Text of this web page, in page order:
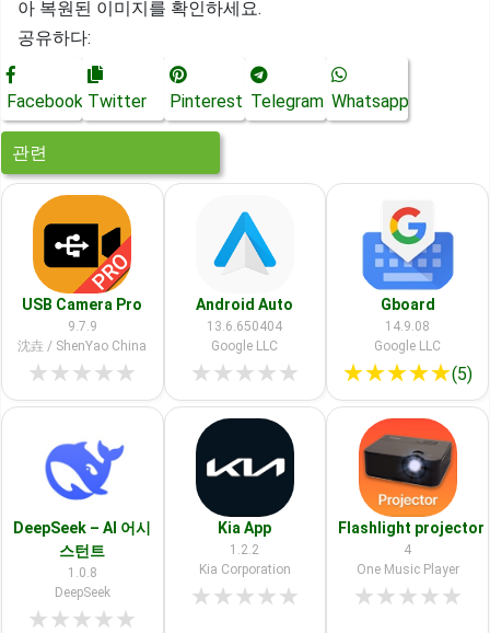
아 복원된 이미지를 확인하세요.
공유하다:
Facebook Twitter Pinterest Telegram Whatsapp
관련
USB Camera Pro
9.7.9
沈垚 / ShenYao China
★★★★★
Android Auto
13.6.650404
Google LLC
★★★★★
Gboard
14.9.08
Google LLC
★★★★★(5)
DeepSeek – AI 어시
스턴트
1.0.8
DeepSeek
★★★★★
Kia App
1.2.2
Kia Corporation
★★★★★
Flashlight projector
4
One Music Player
★★★★★